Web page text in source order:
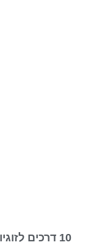
10 דרכים לזוגיות מצוינת בקורונה (חלק ב')